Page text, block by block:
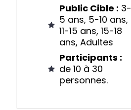
Public Cible : 3-
5 ans, 5-10 ans,
11-15 ans, 15-18
ans, Adultes
Participants :
de 10 à 30
personnes.